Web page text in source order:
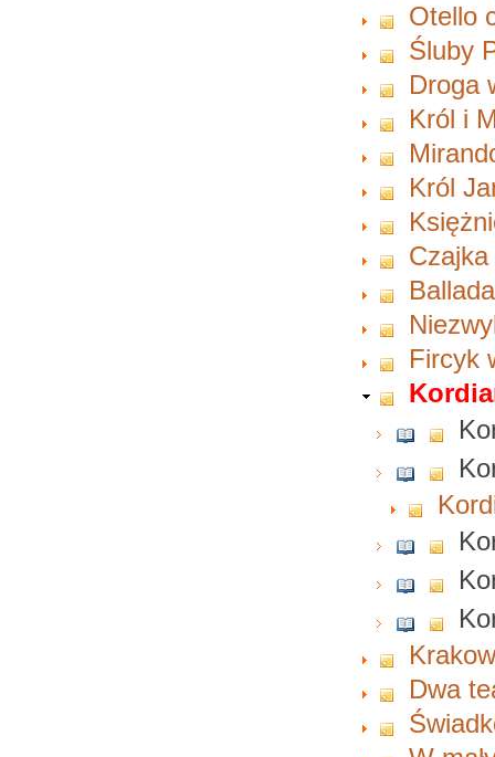
Otello
Śluby
Droga
Król i
Król
Czajka
Fircyk
Dwa